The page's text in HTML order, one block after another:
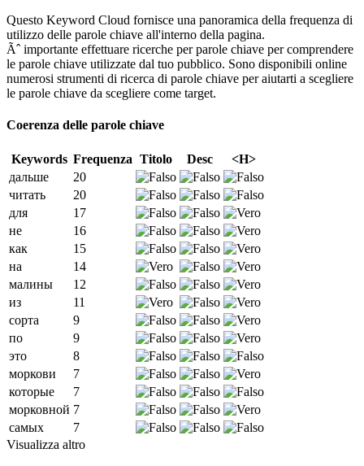
Questo Keyword Cloud fornisce una panoramica della frequenza di
utilizzo delle parole chiave all'interno della pagina.
Ãˆ importante effettuare ricerche per parole chiave per comprendere
le parole chiave utilizzate dal tuo pubblico. Sono disponibili online
numerosi strumenti di ricerca di parole chiave per aiutarti a scegliere
le parole chiave da scegliere come target.
Coerenza delle parole chiave
Keywords Frequenza Titolo Desc
<H>
дальше
20
читать
20
для
17
не
16
как
15
на
14
малины
12
из
11
сорта
9
по
9
это
8
моркови
7
которые
7
морковной 7
самых
7
Visualizza altro